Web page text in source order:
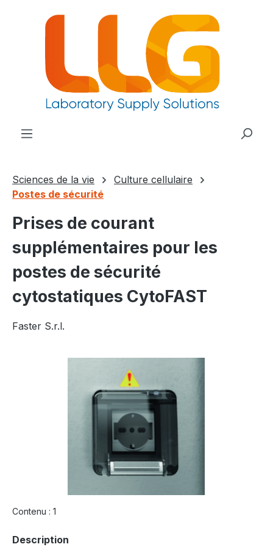
principal
Sciences de la vie
Culture cellulaire
Postes de sécurité
Prises de courant
supplémentaires pour les
postes de sécurité
cytostatiques CytoFAST
Faster S.r.l.
Contenu : 1
Sélectionnez
Description